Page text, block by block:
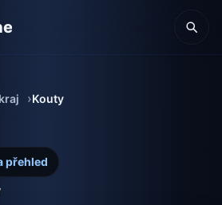
Kouty
přehled